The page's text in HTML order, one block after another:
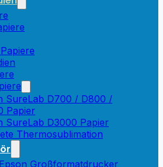
SureLab D700 / D800 /
Papier
SureLab D3000 Papier
Thermosublimation
Großformatdrucker